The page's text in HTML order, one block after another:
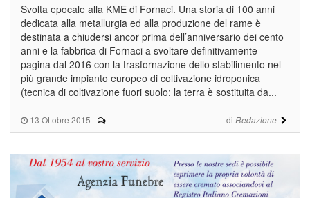
13 Ottobre 2015 - di Redazione
Svolta epocale alla KME di Fornaci. Una storia di 100 anni
dedicata alla metallurgia ed alla produzione del rame è
destinata a chiudersi ancor prima dell’anniversario dei cento
anni e la fabbrica di Fornaci a svoltare definitivamente
pagina dal 2016 con la trasfornazione dello stabilimento nel
più grande impianto europeo di coltivazione idroponica
(tecnica di coltivazione fuori suolo: la terra è sostituita da...